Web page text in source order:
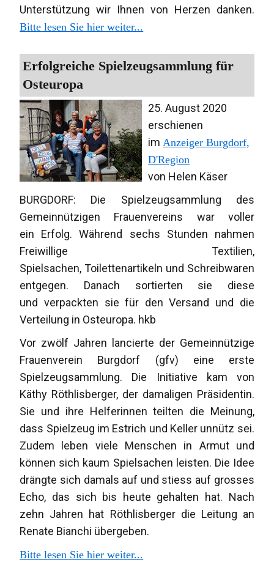
Unterstützung wir Ihnen von Herzen danken.
Bitte lesen Sie hier weiter...
Erfolgreiche Spielzeugsammlung für
Osteuropa
25. August 2020
erschienen
imAnzeiger Burgdorf,
D'Region
von Helen Käser
BURGDORF: Die Spielzeugsammlung des
Gemeinnützigen Frauenvereins war voller
ein Erfolg. Während sechs Stunden nahmen
Freiwillige Textilien,
Spielsachen, Toilettenartikeln und Schreibwaren
entgegen. Danach sortierten sie diese
und verpackten sie für den Versand und die
Verteilung in Osteuropa. hkb
Vor zwölf Jahren lancierte der Gemeinnützige
Frauenverein Burgdorf (gfv) eine erste
Spielzeugsammlung. Die Initiative kam von
Käthy Röthlisberger, der damaligen Präsidentin.
Sie und ihre Helferinnen teilten die Meinung,
dass Spielzeug im Estrich und Keller unnütz sei.
Zudem leben viele Menschen in Armut und
können sich kaum Spielsachen leisten. Die Idee
drängte sich damals auf und stiess auf grosses
Echo, das sich bis heute gehalten hat. Nach
zehn Jahren hat Röthlisberger die Leitung an
Renate Bianchi übergeben.
Bitte lesen Sie hier weiter...